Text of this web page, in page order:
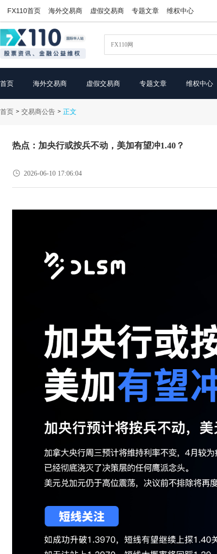
FX110首页 海外交易商 虚假交易商 专题文章 维权中心
首页 海外交易商 虚假交易商 专题文章 维权中心
首页 > 交易商公告 > 正文
热点：加央行或按兵不动，美加有望冲1.40？
 2026-06-10 17:06:04